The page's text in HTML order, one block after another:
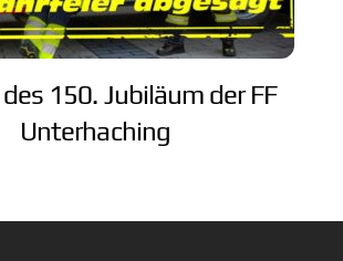
150. Jubiläum der FF
Unterhaching